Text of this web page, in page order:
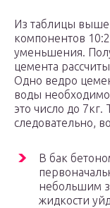
Из таблицы
компонентов
уменьшения.
цемента
Одно ведро
воды
это число до 7кг.
следовательно,
В бак
небольшим
жидкости